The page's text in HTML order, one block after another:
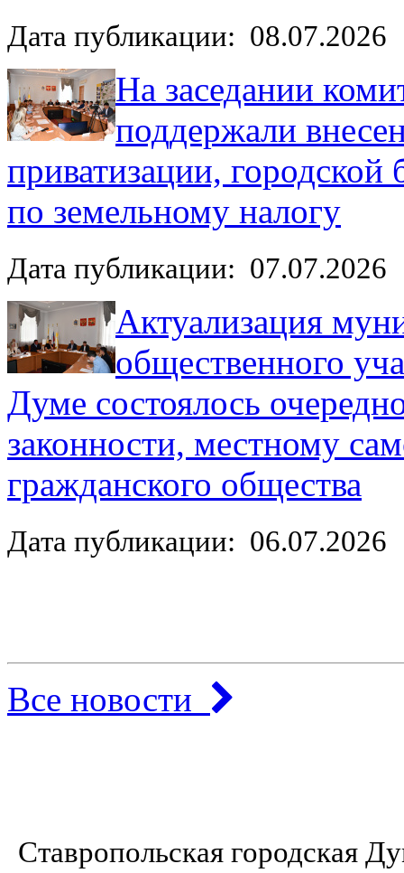
Дата публикации: 08.07.2026
На заседании
поддержали
приватизации, городской
по земельному налогу
Дата публикации: 07.07.2026
Актуализация
общественного
Думе состоялось
законности, местному
гражданского общества
Дата публикации: 06.07.2026
Все новости
Ставропольская городская